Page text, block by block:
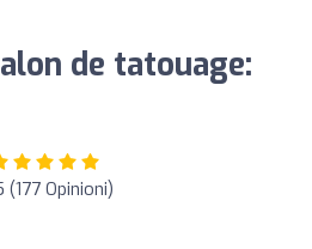
de tatouage:
(177 Opinioni)